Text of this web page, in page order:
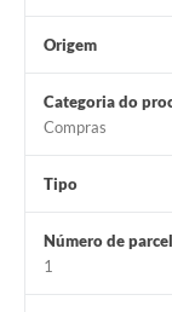
Origem
Categoria do
Compras
Tipo
Número de
1